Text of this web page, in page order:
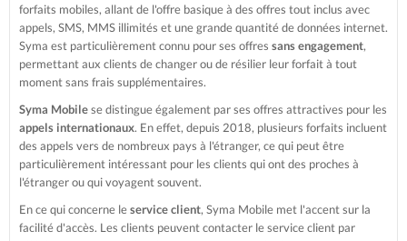
forfaits mobiles, allant de l'offre basique à des offres tout inclus avec
appels, SMS, MMS illimités et une grande quantité de données internet.
Syma est particulièrement connu pour ses offres sans engagement,
permettant aux clients de changer ou de résilier leur forfait à tout
moment sans frais supplémentaires.
Syma Mobilese distingue également par ses offres attractives pour les
appels internationaux. En effet, depuis 2018, plusieurs forfaits incluent
des appels vers de nombreux pays à l'étranger, ce qui peut être
particulièrement intéressant pour les clients qui ont des proches à
l'étranger ou qui voyagent souvent.
En ce qui concerne leservice client, Syma Mobile met l'accent sur la
facilité d'accès. Les clients peuvent contacter le service client par